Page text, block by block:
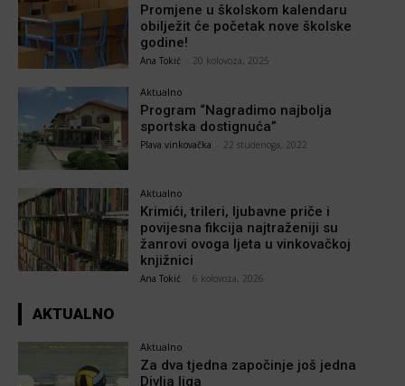
Promjene u školskom kalendaru
obilježit će početak nove školske
godine!
Ana Tokić 20 kolovoza, 2025
Aktualno
Program “Nagradimo najbolja
sportska dostignuća”
Plava vinkovačka 22 studenoga, 2022
Aktualno
Krimići, trileri, ljubavne priče i
povijesna fikcija najtraženiji su
žanrovi ovoga ljeta u vinkovačkoj
knjižnici
Ana Tokić 6 kolovoza, 2026
AKTUALNO
Aktualno
Za dva tjedna započinje još jedna
Divlja liga